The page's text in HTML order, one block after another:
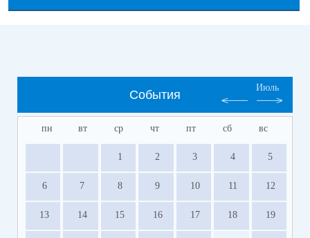
События
Июль
пн вт ср чт пт сб вс
1 2 3 4 5
6 7 8 9 10 11 12
13 14 15 16 17 18 19